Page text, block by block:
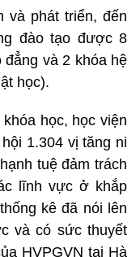
và phát triển, đến
đào tạo được 8
đẳng và 2 khóa hệ
học).
học, học viện
1.304 vị tăng ni
tuệ đảm trách
lĩnh vực ở khắp
kê đã nói lên
và có sức thuyết
HVPGVN tại Hà